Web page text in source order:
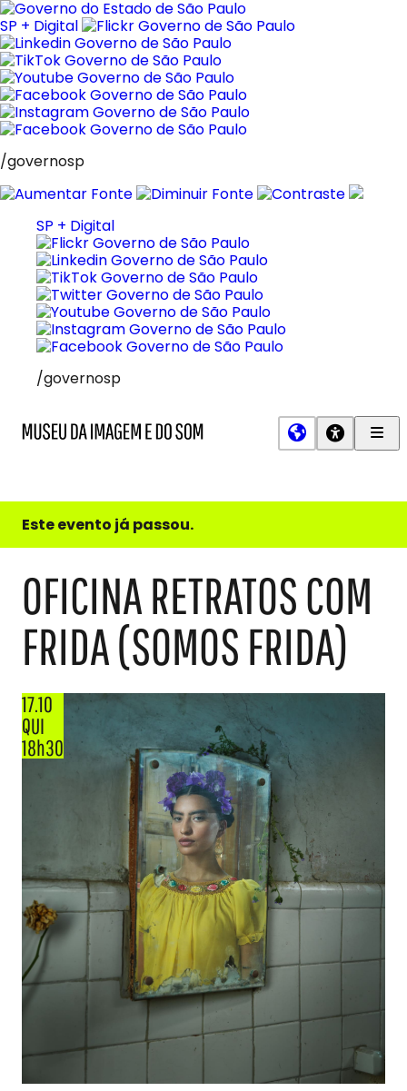
Pular
para
o
conteúdo
SP + Digital
/governosp
SP + Digital
/governosp
e
do
Este evento já passou.
OFICINA RETRATOS COM
FRIDA (SOMOS FRIDA)
17.10
QUI
18h30